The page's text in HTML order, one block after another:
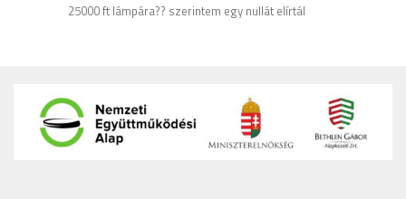
25000 ft lámpára?? szerintem egy nullát elírtál